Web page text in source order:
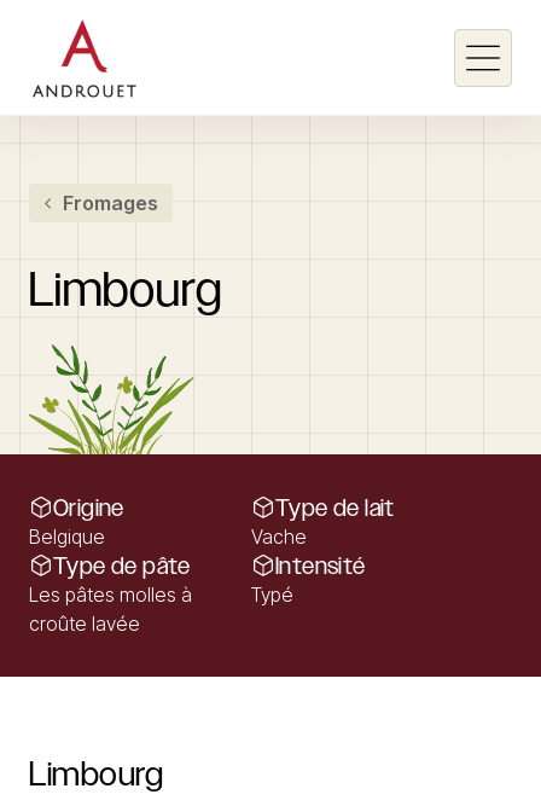
Rechercher un mot clé
Fromages
Limbourg
Origine
Belgique
Type de lait
Vache
Type de pâte
Les pâtes molles à
croûte lavée
Intensité
Typé
Limbourg